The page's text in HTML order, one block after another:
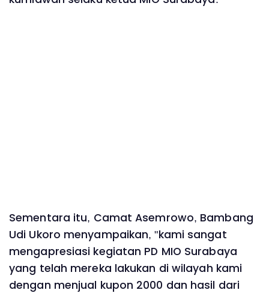
Sementara itu, Camat Asemrowo, Bambang
Udi Ukoro menyampaikan, "kami sangat
mengapresiasi kegiatan PD MIO Surabaya
yang telah mereka lakukan di wilayah kami
dengan menjual kupon 2000 dan hasil dari